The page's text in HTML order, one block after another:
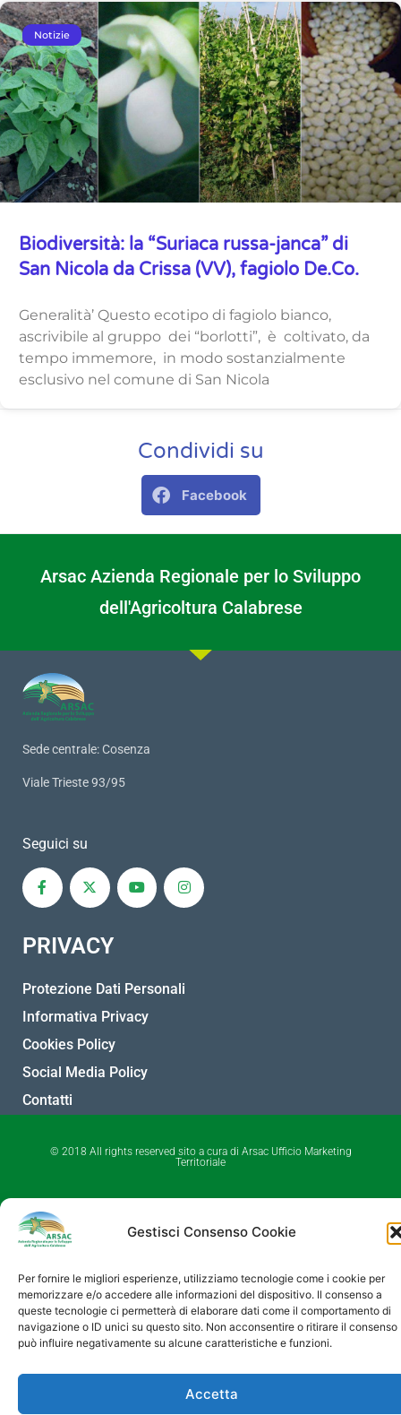
Gestisci Consenso Cookie
Per fornire le migliori esperienze, utilizziamo tecnologie come i cookie per
memorizzare e/o accedere alle informazioni del dispositivo. Il consenso a
queste tecnologie ci permetterà di elaborare dati come il comportamento di
navigazione o ID unici su questo sito. Non acconsentire o ritirare il consenso
può influire negativamente su alcune caratteristiche e funzioni.
Accetta
Notizie
Biodiversità: la “Suriaca russa-janca” di
San Nicola da Crissa (VV), fagiolo De.Co.
Generalità’ Questo ecotipo di fagiolo bianco,
ascrivibile al gruppo dei “borlotti”, è coltivato, da
tempo immemore, in modo sostanzialmente
esclusivo nel comune di San Nicola
Condividi su
Facebook
Arsac Azienda Regionale per lo Sviluppo
dell'Agricoltura Calabrese
Sede centrale: Cosenza
Viale Trieste 93/95
Seguici su
PRIVACY
Protezione Dati Personali
Informativa Privacy
Cookies Policy
Social Media Policy
Contatti
© 2018 All rights reserved sito a cura di Arsac Ufficio Marketing
Territoriale